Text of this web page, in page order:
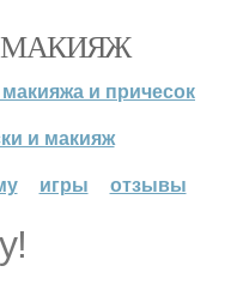
МАКИЯЖ
и причесок
и макияж
игры отзывы